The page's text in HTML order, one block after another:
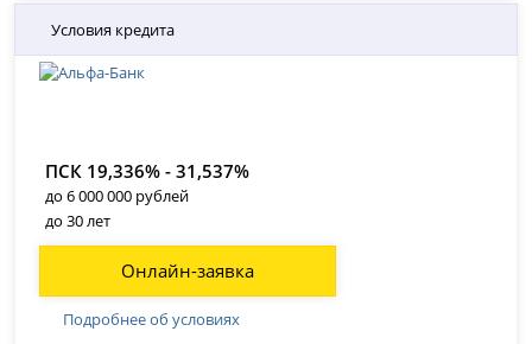
Условия кредита
ПСК 19,336% - 31,537%
до 6 000 000 рублей
до 30 лет
Онлайн-заявка
Подробнее об условиях